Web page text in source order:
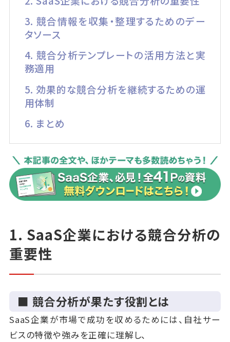
3. 競合情報を収集・整理するためのデー
タソース
4. 競合分析テンプレートの活用方法と実
務適用
5. 効果的な競合分析を継続するための運
用体制
6. まとめ
1. SaaS企業における競合分析の
重要性
■ 競合分析が果たす役割とは
SaaS企業が市場で成功を収めるためには、自社サー
ビスの特徴や強みを正確に理解し、